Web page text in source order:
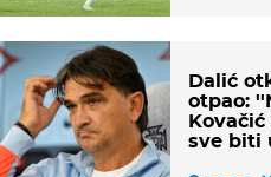
Dalić
otpao:
sve biti